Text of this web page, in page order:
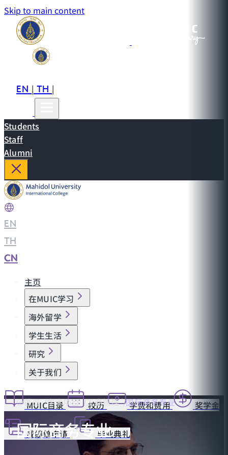
Skip to main content
EN|TH|
Students
Staff
Alumni
EN
TH
CN
主页
在MUIC学习
海外留学
学生生活
研究
关于我们
MUIC目录 校历 学费和费用 奖学金
成绩单申请 毕业典礼
首页 学术项目 工商管理 国际商务专业
国际商务专业